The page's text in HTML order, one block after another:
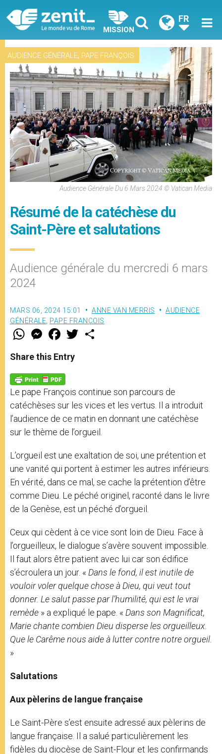
MISSION
FR
AUDIENCE GÉNÉRALE, PAPE FRANÇOIS
Audience Générale Du 6 Mars 2024 © Vatican Media
Résumé de la catéchèse du
Saint-Père et salutations
Audience générale du mercredi 6 mars
2024
MARS 06, 2024 15:01 ANNE VAN MERRIS
AUDIENCE
GÉNÉRALE PAPE FRANÇOIS
W
t
s
p
p
M
e
s
e
g
e
r
F
a
e
b
o
k
w
Share this Entry
Le pape François continue son parcours de
catéchèses sur les vices et les vertus. Il a introduit
l’audience de ce matin en donnant une catéchèse
sur le thème de l’orgueil.
L’orgueil est une exaltation de soi, une prétention et
une vanité qui portent à estimer les autres inférieurs.
En vérité, dans ce mal, se cache la prétention d’être
comme Dieu. Le péché originel, raconté dans le livre
de la Genèse, est un péché d’orgueil.
Ceux qui cèdent à ce vice sont loin de Dieu. Face à
l’orgueilleux, le dialogue s’avère souvent impossible.
Il faut alors être patient avec lui car son édifice
s’écroulera un jour. « Dans le fond, il est inutile de
vouloir voler quelque chose à Dieu, qui veut tout
donner. Le salut passe par l’humilité, qui est le vrai
remède » a expliqué le pape. « Dans son Magnificat,
Marie chante combien Dieu disperse les orgueilleux.
Que le Carême nous aide à lutter contre notre orgueil.
»
Salutations
Aux pèlerins de langue française
Le Saint-Père s’est ensuite adressé aux pèlerins de
langue française. Il a salué particulièrement les
fidèles du diocèse de Saint-Flour et les confirmands